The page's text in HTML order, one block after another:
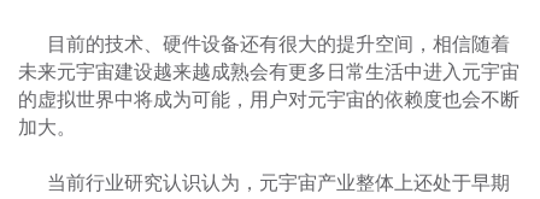
目前的技术、硬件设备还有很大的提升空间， 相信随着
未来元宇宙建设越来越成熟会有更多日常生活中进入元宇宙
的虚拟世界中将成为可能，用户对元宇宙的依赖度也会不断
加大。
当前行业研究认识认为， 元宇宙产业整体上还处于早期